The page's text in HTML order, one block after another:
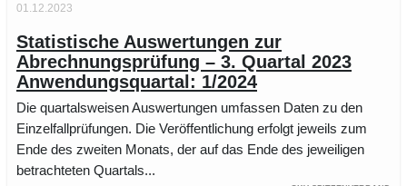
01.12.2023
Statistische Auswertungen zur
Abrechnungsprüfung – 3. Quartal 2023
Anwendungsquartal: 1/2024
Die quartalsweisen Auswertungen umfassen Daten zu den
Einzelfallprüfungen. Die Veröffentlichung erfolgt jeweils zum
Ende des zweiten Monats, der auf das Ende des jeweiligen
betrachteten Quartals...